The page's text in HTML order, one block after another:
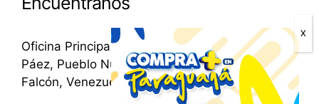
Oficina Principal: Avenida Bolívar, esquina calle
Páez, Pueblo Nuevo de Paraguaná, estado
Falcón, Venezuela.